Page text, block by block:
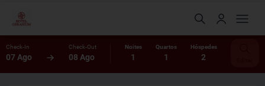
Check-In
07 Ago
Check-Out
08 Ago
Noites
1
Quartos
1
Hóspedes
2